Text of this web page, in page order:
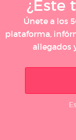
¿Este
Únete a los
plataforma,
allegados